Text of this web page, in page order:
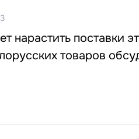
нарастить поставки
товаров